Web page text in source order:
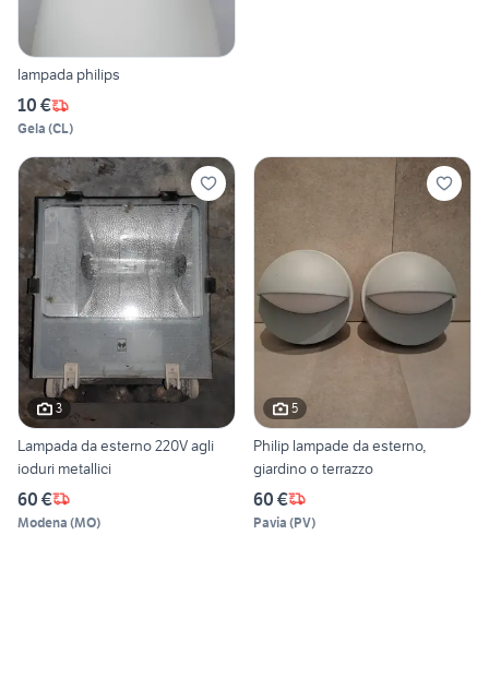
lampada philips
10 €
Gela (CL)
3
Lampada da esterno 220V agli
ioduri metallici
60 €
Modena (MO)
5
Philip lampade da esterno,
giardino o terrazzo
60 €
Pavia (PV)